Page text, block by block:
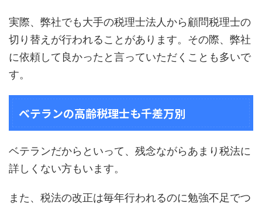
実際、弊社でも大手の税理士法人から顧問税理士の
切り替えが行われることがあります。その際、弊社
に依頼して良かったと言っていただくことも多いで
す。
ベテランの高齢税理士も千差万別
ベテランだからといって、残念ながらあまり税法に
詳しくない方もいます。
また、税法の改正は毎年行われるのに勉強不足でつ